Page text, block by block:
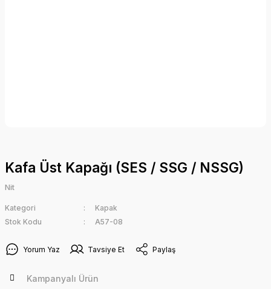
Kafa Üst Kapağı (SES / SSG / NSSG)
Nit
Kategori
Kapak
Stok Kodu
A57-08
Yorum Yaz Tavsiye Et Paylaş
Kampanyalı Ürün